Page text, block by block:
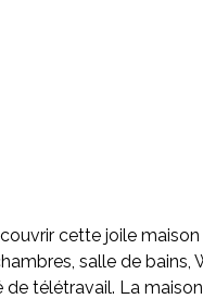
cette joile
salle de
télétravail. La